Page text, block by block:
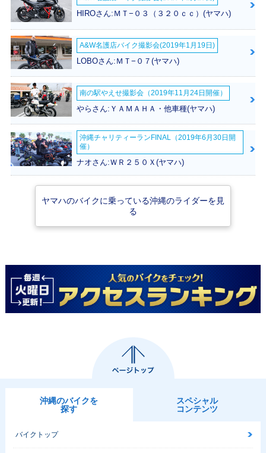
限定仕様
2000年 GEAR・マ
イナーチェンジ
1996年 GEAR・マ
イナーチェンジ
1994年 GEAR・新
登場
HIROさん:ＭＴ−０３（３２０ｃｃ）(ヤマハ)
A&W名護店バイク撮影会(2019年1月19日)
LOBOさん:ＭＴ−０７(ヤマハ)
南の駅やえせ撮影会（2019年11月24日開催）
やらさん:ＹＡＭＡＨＡ・他車種(ヤマハ)
沖縄チャリティーランFINAL（2019年6月30日開
催）
ナオさん:ＷＲ２５０Ｘ(ヤマハ)
ヤマハのバイクに乗っている沖縄のライダーを見
る
沖縄のバイクを
探す
スペシャル
コンテンツ
バイクトップ